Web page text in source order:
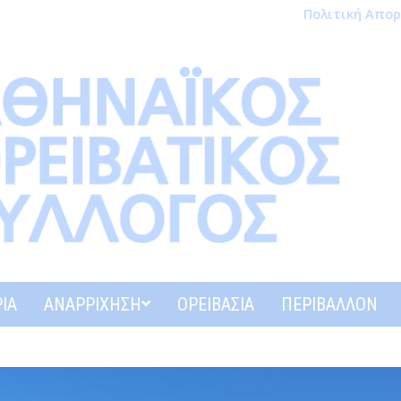
Πολιτική
ΑΝΑΡΡΊΧΗΣΗ ΟΡΕΙΒΑΣΊΑ ΠΕΡΙΒΆΛΛΟΝ